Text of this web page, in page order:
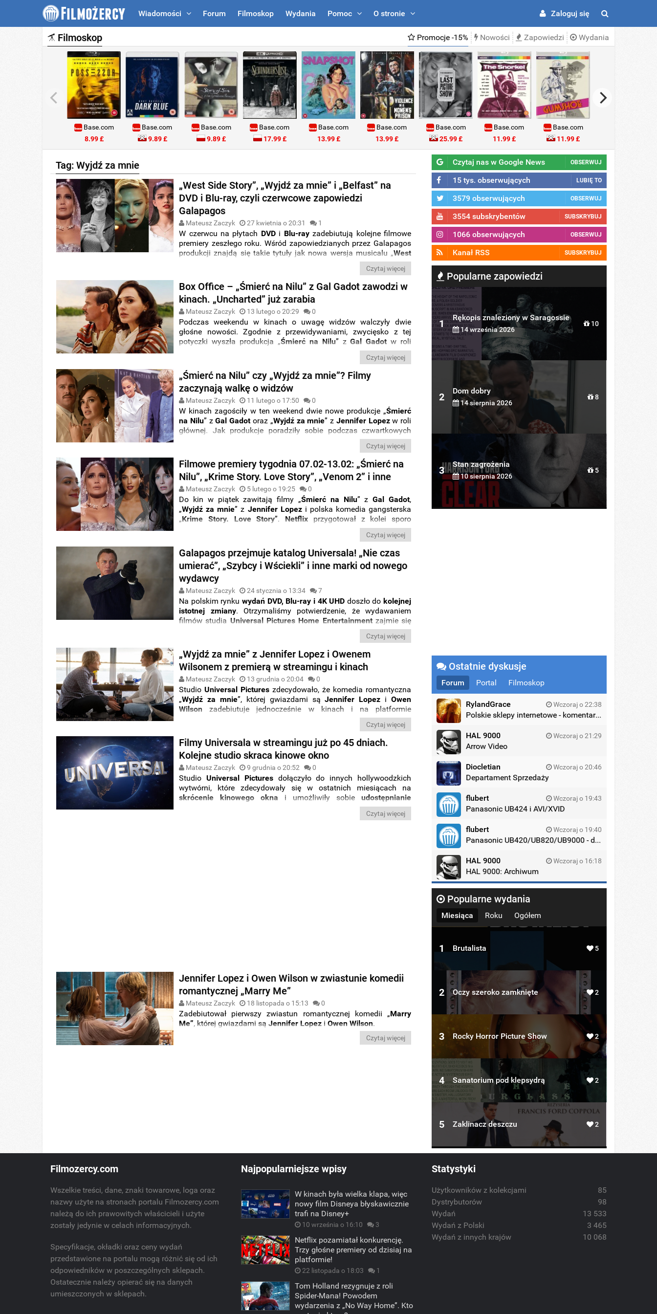
Wiadomości Forum Filmoskop Wydania Pomoc O stronie Zaloguj się
Filmoskop Promocje -15% Nowości Zapowiedzi Wydania
Base.com
8.99 £
Base.com
9.89 £
Base.com
9.89 £
Base.com
17.99 £
Base.com
13.99 £
Base.com
13.99 £
Base.com
25.99 £
Base.com
11.99 £
Base.com
11.99 £
Tag: Wyjdź za mnie
„West Side Story”, „Wyjdź za mnie” i „Belfast” na
DVD i Blu-ray, czyli czerwcowe zapowiedzi
Galapagos
Mateusz Zaczyk 27 kwietnia o 20:31 1
W czerwcu na płytach DVDi Blu-rayzadebiutują kolejne filmowe
premiery zeszłego roku. Wśród zapowiedzianych przez Galapagos
produkcji znajdą się takie tytuły jak nowa wersja musicalu „West
Wyjdź za mnie” zJennifer
Czytaj więcej
Box Office – „Śmierć na Nilu” z Gal Gadot zawodzi w
kinach. „Uncharted” już zarabia
Mateusz Zaczyk 13 lutego o 20:29 0
Podczas weekendu w kinach o uwagę widzów walczyły dwie
głośne nowości. Zgodnie z przewidywaniami, zwycięsko z tej
potyczki wyszła produkcja „Śmierć na Nilu” zGal Gadot w roli
Wyjdź za mnie” z
. Swoje pierwsze kroki w kinach postawiła też
adaptacja gry „Uncharted ” zTomem Hollandem, a tymczasem
jegoSpider-Manjest już o włos przed pobiciem „ Avatara
Czytaj więcej
„Śmierć na Nilu” czy „Wyjdź za mnie”? Filmy
zaczynają walkę o widzów
Mateusz Zaczyk 11 lutego o 17:50 0
W kinach zagościły w ten weekend dwie nowe produkcje „Śmierć
na Nilu” zGal Gadotoraz „Wyjdź za mnie” z Jennifer Lopezw roli
głównej. Jak produkcje poradziły sobie podczas czwartkowych
Czytaj więcej
Filmowe premiery tygodnia 07.02-13.02: „Śmierć na
Nilu”, „Krime Story. Love Story”, „Venom 2” i inne
Mateusz Zaczyk 5 lutego o 19:25 0
Do kin w piątek zawitają filmy „Śmierć na Nilu” zGal Gadot,
„Wyjdź za mnie” z Jennifer Lopezi polska komedia gangsterska
„Krime Story. Love Story”. Netflix przygotował z kolei sporo
GOtrafi horror
. Premier nie zabraknie też naApple
TV+i . Jak dokładnie wygląda kalendarz premier
tydzieńod 7 do 13 lutego? Sprawdźcie,co obejrzeć
platformach streamingowych i w kinachw nowej odsłonie serii
„Filmowe premiery tygodnia
Czytaj więcej
Galapagos przejmuje katalog Universala! „Nie czas
umierać”, „Szybcy i Wściekli” i inne marki od nowego
wydawcy
Mateusz Zaczyk 24 stycznia o 13:34 7
Na polskim rynkuwydań DVD, Blu-ray i 4K UHD doszło dokolejnej
istotnej zmiany. Otrzymaliśmy potwierdzenie, że wydawaniem
filmów studia Universal Pictures Home Entertainmentzajmie się
nowy dystrybutor. Produkcje spod szylduUniversala
Rodzina Addamsów 2
Candyman Belfast ”, „ Ostatniej nocy w Soho
mnie” ukażą się za sprawą dystrybutoraGalapagos.
Czytaj więcej
„Wyjdź za mnie” z Jennifer Lopez i Owenem
Wilsonem z premierą w streamingu i kinach
Mateusz Zaczyk 13 grudnia o 20:04 0
StudioUniversal Pictures zdecydowało, że komedia romantyczna
„Wyjdź za mnie”, której gwiazdami sąJennifer Lopez iOwen
Wilsonzadebiutuje jednocześnie w kinach i na platformie
Czytaj więcej
Filmy Universala w streamingu już po 45 dniach.
Kolejne studio skraca kinowe okno
Mateusz Zaczyk 9 grudnia o 20:52 0
Studio Universal Picturesdołączyło do innych hollywoodzkich
wytwórni, które zdecydowały się w ostatnich miesiącach na
skrócenie kinowego okna i umożliwiły sobieudostępnianie
45 dniach od premiery na
rzeczywistości
Czytaj więcej
Jennifer Lopez i Owen Wilson w zwiastunie komedii
romantycznej „Marry Me”
Mateusz Zaczyk 18 listopada o 15:13 0
Zadebiutował pierwszy zwiastun romantycznej komedii „Marry
Me”, której gwiazdami sąJennifer Lopez iOwen Wilson.
Czytaj więcej
Czytaj nas w Google News OBSERWUJ
15 tys. obserwujących LUBIĘ TO
3579 obserwujących OBSERWUJ
3554 subskrybentów SUBSKRYBUJ
1066 obserwujących OBSERWUJ
Kanał RSS SUBSKRYBUJ
Popularne zapowiedzi
1
Rękopis znaleziony w Saragossie
14 września 2026
10
2
Dom dobry
14 sierpnia 2026
8
3
Stan zagrożenia
10 sierpnia 2026
5
Ostatnie dyskusje
Forum Portal Filmoskop
RylandGrace Wczoraj o 22:38
Polskie sklepy internetowe - komentarze
HAL 9000 Wczoraj o 21:29
Arrow Video
Diocletian Wczoraj o 20:46
Departament Sprzedaży
flubert Wczoraj o 19:43
Panasonic UB424 i AVI/XVID
flubert Wczoraj o 19:40
Panasonic UB420/UB820/UB9000 - dyskusja
HAL 9000 Wczoraj o 16:18
HAL 9000: Archiwum
Popularne wydania
Miesiąca Roku Ogółem
1 Brutalista 5
2 Oczy szeroko zamknięte 2
3 Rocky Horror Picture Show 2
4 Sanatorium pod klepsydrą 2
5 Zaklinacz deszczu 2
Filmozercy.com
Wszelkie treści, dane, znaki towarowe, loga oraz
nazwy użyte na stronach portalu Filmozercy.com
należą do ich prawowitych właścicieli i użyte
zostały jedynie w celach informacyjnych.
Specyfikacje, okładki oraz ceny wydań
przedstawione na portalu mogą różnić się od ich
odpowiedników w poszczególnych sklepach.
Ostatecznie należy opierać się na danych
umieszczonych w sklepach.
Najpopularniejsze wpisy
W kinach była wielka klapa, więc
nowy film Disneya błyskawicznie
trafi na Disney+
10 września o 16:10 3
Netflix pozamiatał konkurencję.
Trzy głośne premiery od dzisiaj na
platformie!
22 listopada o 18:03 1
Tom Holland rezygnuje z roli
Spider-Mana! Powodem
wydarzenia z „No Way Home”. Kto
Statystyki
Użytkowników z kolekcjami
85
Dystrybutorów
98
Wydań
13 533
Wydań z Polski
3 465
Wydań z innych krajów
10 068